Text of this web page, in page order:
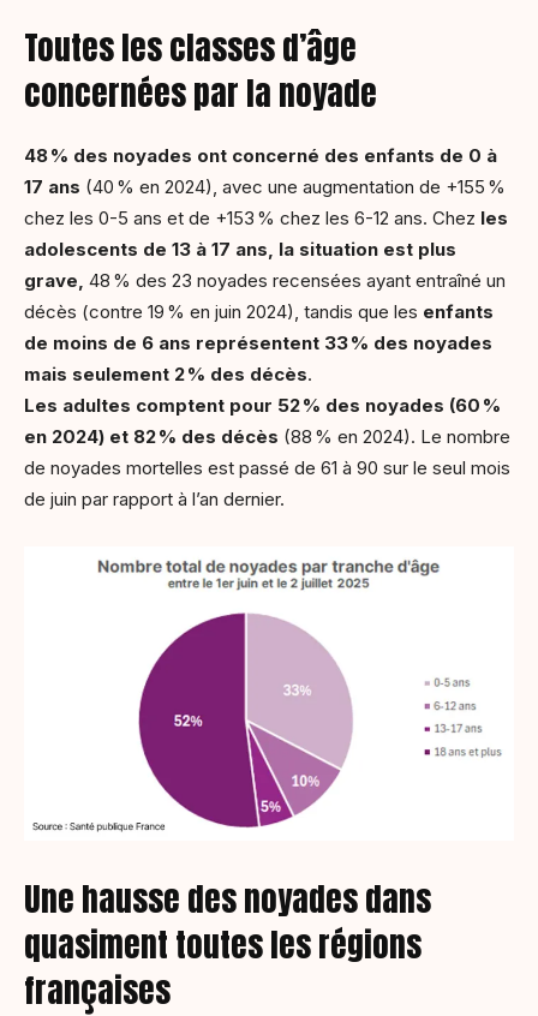
Toutes les classes d’âge
concernées par la noyade
48% des noyades ont concerné des enfants de 0 à
17 ans (40 % en 2024), avec une augmentation de +155 %
chez les 0-5 ans et de +153 % chez les 6-12 ans. Chez les
adolescents de 13 à 17 ans, la situation est plus
grave, 48 % des 23 noyades recensées ayant entraîné un
décès (contre 19 % en juin 2024), tandis que les enfants
de moins de 6 ans représentent 33% des noyades
mais seulement 2% des décès.
Les adultes comptent pour 52% des noyades (60 %
en 2024) et 82% des décès (88 % en 2024). Le nombre
de noyades mortelles est passé de 61 à 90 sur le seul mois
de juin par rapport à l’an dernier.
Une hausse des noyades dans
quasiment toutes les régions
françaises